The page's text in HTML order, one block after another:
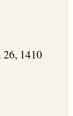
1410